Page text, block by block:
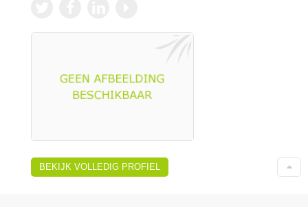
BEKIJK VOLLEDIG PROFIEL